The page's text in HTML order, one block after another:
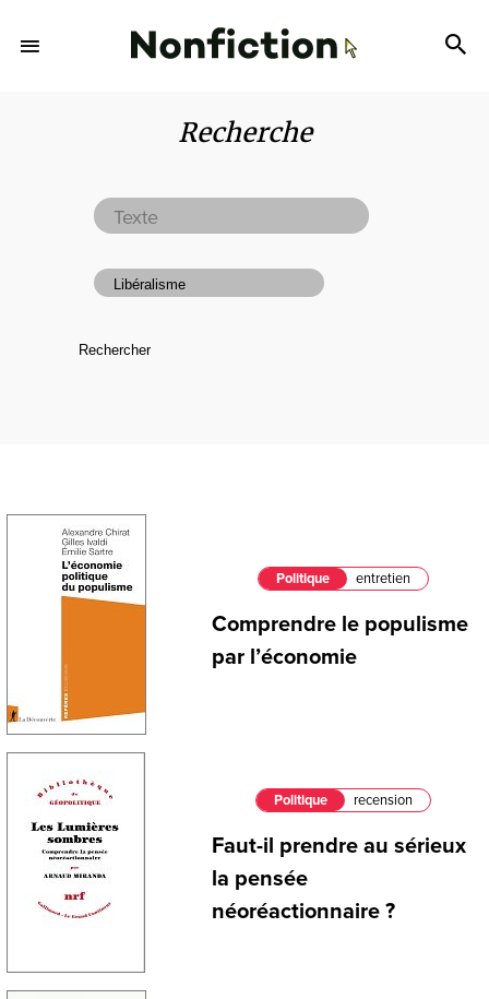
Recherche
Politique entretien
Comprendre le populisme
par l’économie
Politique recension
Faut-il prendre au sérieux
la pensée
néoréactionnaire ?